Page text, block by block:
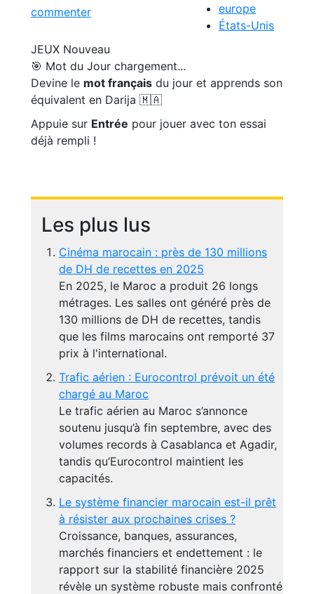
commenter
europe
États-Unis
JEUX Nouveau
🎯 Mot du Jour chargement...
Devine le mot français du jour et apprends son
équivalent en Darija 🇲🇦
Appuie sur Entrée pour jouer avec ton essai
déjà rempli !
Les plus lus
Cinéma marocain : près de 130 millions
de DH de recettes en 2025
En 2025, le Maroc a produit 26 longs
métrages. Les salles ont généré près de
130 millions de DH de recettes, tandis
que les films marocains ont remporté 37
prix à l'international.
Trafic aérien : Eurocontrol prévoit un été
chargé au Maroc
Le trafic aérien au Maroc s’annonce
soutenu jusqu’à fin septembre, avec des
volumes records à Casablanca et Agadir,
tandis qu’Eurocontrol maintient les
capacités.
Le système financier marocain est-il prêt
à résister aux prochaines crises ?
Croissance, banques, assurances,
marchés financiers et endettement : le
rapport sur la stabilité financière 2025
révèle un système robuste mais confronté